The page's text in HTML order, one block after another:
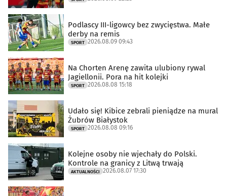
Podlascy III-ligowcy bez zwycięstwa. Małe
derby na remis
SPORT 2026.08.09 09:43
Na Chorten Arenę zawita ulubiony rywal
Jagiellonii. Pora na hit kolejki
SPORT 2026.08.08 15:18
Udało się! Kibice zebrali pieniądze na mural
Żubrów Białystok
SPORT 2026.08.08 09:16
Kolejne osoby nie wjechały do Polski.
Kontrole na granicy z Litwą trwają
AKTUALNOŚCI 2026.08.07 17:30